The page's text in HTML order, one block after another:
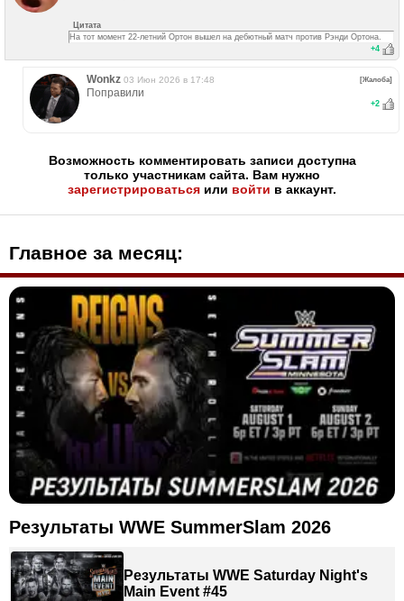
Цитата
На тот момент 22-летний Ортон вышел на дебютный матч против Рэнди Ортона.
+4
Wonkz 03 Июн 2026 в 17:48 [Жалоба]
Поправили
+2
Возможность комментировать записи доступна
только участникам сайта. Вам нужно
зарегистрироваться или войти в аккаунт.
Главное за месяц:
Результаты WWE SummerSlam 2026
Результаты WWE Saturday Night's
Main Event #45